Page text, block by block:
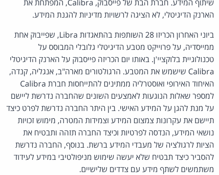
שיתוף המידע. חברת הבת של פייסבוק, Calibra, המפתחת את
הארנק הדיגיטלי, לא הציגה לרשויות מדיניות להגנת המידע.
ביוני האחרון הכריזו 28 השותפות בהתאגדות Libra, שפייבוק אחת
ממייסדיה, על פרוייקט מטבע הדיגיטלי גלובלי המבוסס על
טכנולוגיית בלוקציי'ן. באותו יום הכריזה פייסבוק על הארנק הדיגיטלי
Calibra שישמש את המטבע. הרגולטורים מארה"ב, אנגליה, קנדה,
האיחוד האירופי ואוסטרליה ממתינים להתייחסות חברת Calibra
למספר שאלות הנוגעות לאמצעים השונים שהחברה נדרשת ליישם
על מנת להגן על המידע האישי. בין היתר החברה נדרשת לפרט כיצד
תיישם את עקרונות צמצום המידע וצמידות המטרה, מימוש זכויות
נושאי המידע, הנדסה לפרטיות וכיצד החברה תזהה ותבטיח את
הציות לרגולציה של מעבדי המידע ברשת. בנוסף, החברה נדרשת
להסביר כיצד תבטיח שלא יעשה שימוש מניפולטיבי במידע לעידוד
משתמשים לשתף מידע עם צדדים שלישיים.